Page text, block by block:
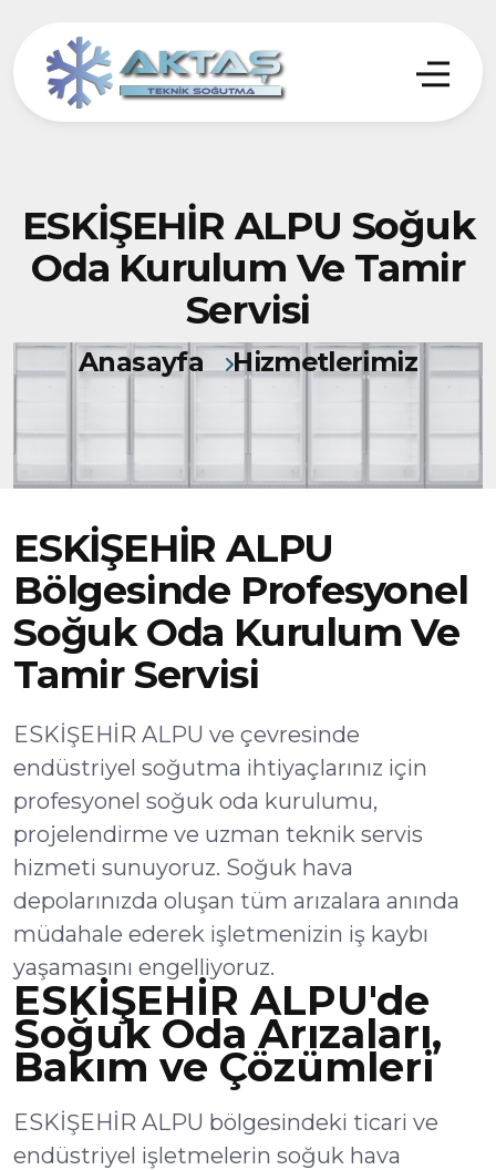
ESKİŞEHİR ALPU Soğuk
Oda Kurulum Ve Tamir
Servisi
Anasayfa Hizmetlerimiz
ESKİŞEHİR ALPU
Bölgesinde Profesyonel
Soğuk Oda Kurulum Ve
Tamir Servisi
ESKİŞEHİR ALPU ve çevresinde
endüstriyel soğutma ihtiyaçlarınız için
profesyonel soğuk oda kurulumu,
projelendirme ve uzman teknik servis
hizmeti sunuyoruz. Soğuk hava
depolarınızda oluşan tüm arızalara anında
müdahale ederek işletmenizin iş kaybı
yaşamasını engelliyoruz.
ESKİŞEHİR ALPU'de
Soğuk Oda Arızaları,
Bakım ve Çözümleri
ESKİŞEHİR ALPU bölgesindeki ticari ve
endüstriyel işletmelerin soğuk hava